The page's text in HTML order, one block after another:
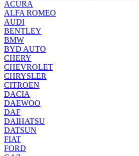
ACURA
ALFA ROMEO
AUDI
BENTLEY
BMW
BYD AUTO
CHERY
CHEVROLET
CHRYSLER
CITROEN
DACIA
DAEWOO
DAF
DAIHATSU
DATSUN
FIAT
FORD